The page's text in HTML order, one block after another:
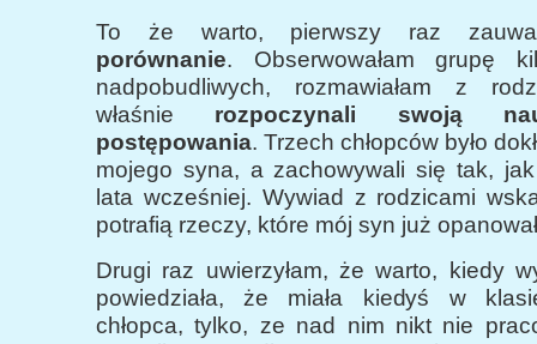
To że warto, pierwszy raz
porównanie. Obserwowałam grupę
nadpobudliwych, rozmawiałam z
właśnie rozpoczynali swoją
postępowania. Trzech chłopców było
mojego syna, a zachowywali się tak,
lata wcześniej. Wywiad z rodzicami
potrafią rzeczy, które mój syn już
Drugi raz uwierzyłam, że warto, kiedy
powiedziała, że miała kiedyś w
chłopca, tylko, ze nad nim nikt nie